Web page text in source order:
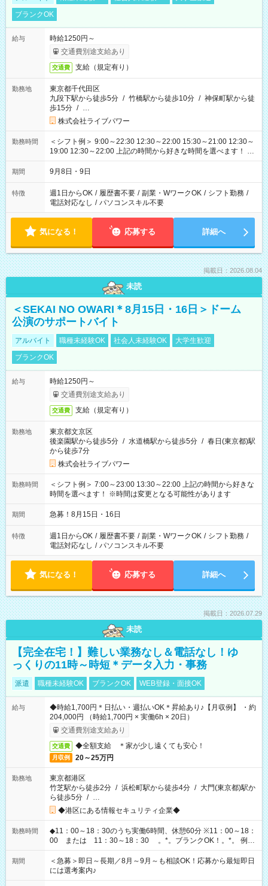
ブランクOK
給与
時給1250円～
交通費別途支給あり
交通費 支給（規定有り）
勤務地
東京都千代田区
九段下駅から徒歩5分 / 竹橋駅から徒歩10分 / 神保町駅から徒
歩15分 / …
株式会社ライブパワー
勤務時間
＜シフト例＞ 9:00～22:30 12:30～22:00 15:30～21:00 12:30～
19:00 12:30～22:00 上記の時間から好きな時間を選べます！ ※
時間は変更となる可能性があります
期間 9月8日・9日
特徴 週1日からOK / 履歴書不要 / 副業・WワークOK / シフト勤務 /
電話対応なし / パソコンスキル不要
気になる！ 応募する 詳細へ
掲載日：2026.08.04
未読
＜SEKAI NO OWARI＊8月15日・16日＞ドーム
公演のサポートバイト
アルバイト 職種未経験OK 社会人未経験OK
大学生歓迎
ブランクOK
給与
時給1250円～
交通費別途支給あり
交通費 支給（規定有り）
勤務地
東京都文京区
後楽園駅から徒歩5分 / 水道橋駅から徒歩5分 / 春日(東京都)駅
から徒歩7分
株式会社ライブパワー
勤務時間
＜シフト例＞ 7:00～23:00 13:30～22:00 上記の時間から好きな
時間を選べます！ ※時間は変更となる可能性があります
期間 急募！8月15日・16日
特徴 週1日からOK / 履歴書不要 / 副業・WワークOK / シフト勤務 /
電話対応なし / パソコンスキル不要
気になる！ 応募する 詳細へ
掲載日：2026.07.29
未読
【完全在宅！】難しい業務なし＆電話なし！ゆ
っくりの11時～時短＊データ入力・事務
派遣 職種未経験OK ブランクOK WEB登録・面接OK
給与
◆時給1,700円＊日払い・週払いOK＊昇給あり♪【月収例】 ・約
204,000円 （時給1,700円 × 実働6h × 20日）
交通費別途支給あり
交通費 ◆全額支給 ＊家が少し遠くても安心！
月収例 20～25万円
勤務地
東京都港区
竹芝駅から徒歩2分 / 浜松町駅から徒歩4分 / 大門(東京都)駅か
ら徒歩5分 / …
◆港区にある情報セキュリティ企業◆
勤務時間
◆11：00～18：30のうち実働6時間、休憩60分 ※11：00～18：
00 または 11：30～18：30 。*。ブランクOK！。*。 例え
ば前職が、 在宅/財団法人/事務/コールセンター/受付/販売/カフェ
スタッフ スイーツ販売/ホテルフロント/化粧品販売/など 様々な
業界から入社して活躍されています♪
期間
＜急募＞即日～長期／8月～9月～も相談OK！応募から最短即日
には選考案内♪